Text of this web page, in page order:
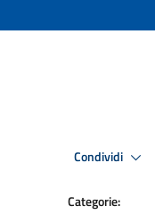
Condividi
Categorie: